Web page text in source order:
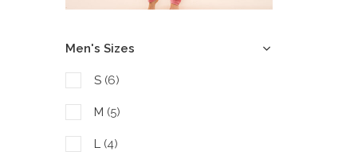
Men's Sizes
S (6)
M (5)
L (4)